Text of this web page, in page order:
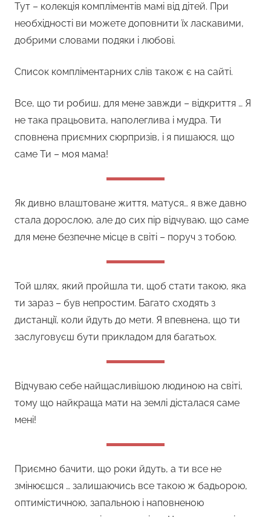
Тут – колекція компліментів мамі від дітей. При
необхідності ви можете доповнити їх ласкавими,
добрими словами подяки і любові.
Список компліментарних слів також є на сайті.
Все, що ти робиш, для мене завжди – відкриття … Я
не така працьовита, наполеглива і мудра. Ти
сповнена приємних сюрпризів, і я пишаюся, що
саме Ти – моя мама!
Як дивно влаштоване життя, матуся… я вже давно
стала дорослою, але до сих пір відчуваю, що саме
для мене безпечне місце в світі – поруч з тобою.
Той шлях, який пройшла ти, щоб стати такою, яка
ти зараз – був непростим. Багато сходять з
дистанції, коли йдуть до мети. Я впевнена, що ти
заслуговуєш бути прикладом для багатьох.
Відчуваю себе найщасливішою людиною на світі,
тому що найкраща мати на землі дісталася саме
мені!
Приємно бачити, що роки йдуть, а ти все не
змінюєшся … залишаючись все такою ж бадьорою,
оптимістичною, запальною і наповненою